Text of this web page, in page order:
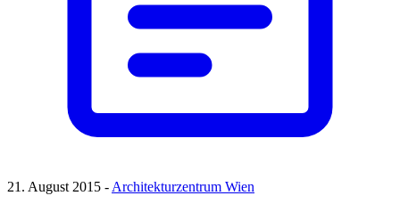
21. August 2015 -Architekturzentrum Wien